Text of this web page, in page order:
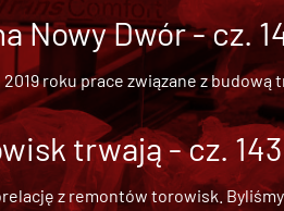
Nowy Dwór - cz.
roku prace związane zbudową
trwają - cz. 143
z remontów torowisk.